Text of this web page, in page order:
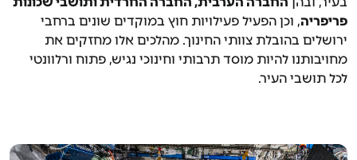
פריפריה, וכן הפעיל פעילויות חוץ במוקדים שונים ברחבי
ירושלים בהובלת צוותי החינוך. מהלכים אלו מחזקים את
מחויבותנו להיות מוסד תרבותי וחינוכי נגיש, פתוח ורלוונטי
לכל תושבי העיר.